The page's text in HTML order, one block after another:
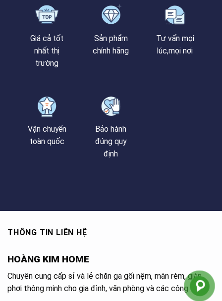
Giá cả tốt
nhất thị
trường
Sản phẩm
chính hãng
Tư vấn mọi
lúc,mọi nơi
Vận chuyển
toàn quốc
Bảo hành
đúng quy
định
THÔNG TIN LIÊN HỆ
HOÀNG KIM HOME
Chuyên cung cấp sỉ và lẻ chăn ga gối nệm, màn rèm, giàn
phơi thông minh cho gia đình, văn phòng và các công trình.